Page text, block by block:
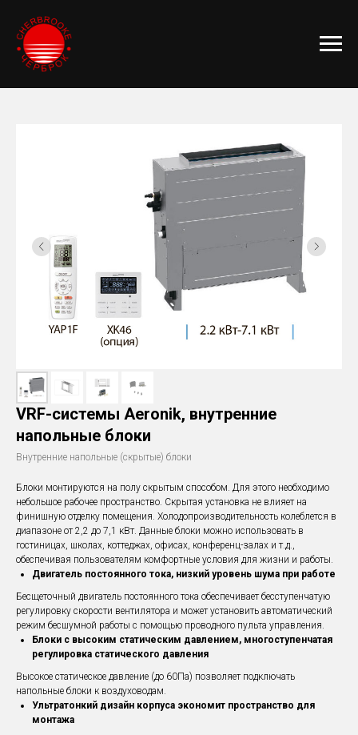
VRF-системы Aeronik, внутренние
напольные блоки
Внутренние напольные (скрытые) блоки
Блоки монтируются на полу скрытым способом. Для этого необходимо
небольшое рабочее пространство. Скрытая установка не влияет на
финишную отделку помещения. Холодопроизводительность колеблется в
диапазоне от 2,2 до 7,1 кВт. Данные блоки можно использовать в
гостиницах, школах, коттеджах, офисах, конференц-залах и т.д.,
обеспечивая пользователям комфортные условия для жизни и работы.
Двигатель постоянного тока, низкий уровень шума при работе
Бесщеточный двигатель постоянного тока обеспечивает бесступенчатую
регулировку скорости вентилятора и может установить автоматический
режим бесшумной работы с помощью проводного пульта управления.
Блоки с высоким статическим давлением, многоступенчатая
регулировка статического давления
Высокое статическое давление (до 60Па) позволяет подключать
напольные блоки к воздуховодам.
Ультратонкий дизайн корпуса экономит пространство для
монтажа